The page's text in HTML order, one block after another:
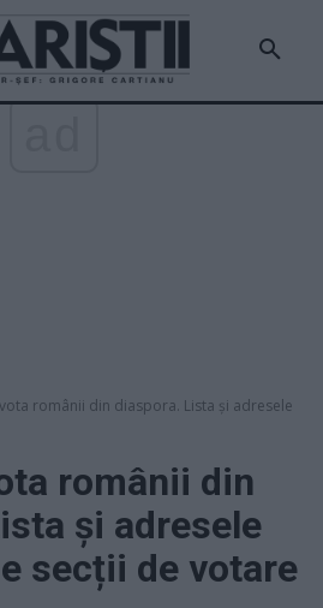
românii din diaspora. Lista și adresele
românii din
și adresele
secții de votare